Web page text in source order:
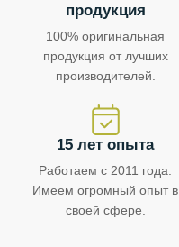
продукция
100% оригинальная
продукция от лучших
производителей.
15 лет опыта
Работаем с 2011 года.
Имеем огромный опыт в
своей сфере.